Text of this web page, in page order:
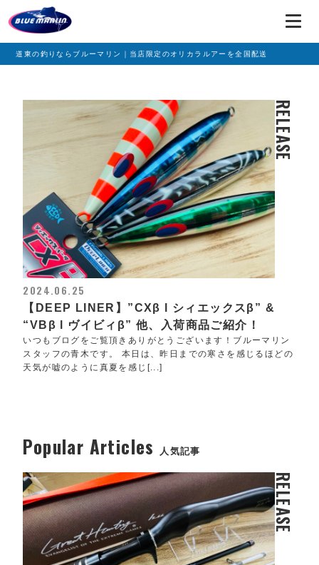
道東の釣りならブルーマリン｜当店限定のオリカラルアーを全国配送
RELEASE
2024.06.25
【DEEP LINER】”CXβ l シィエックスβ” &
“VBβ l ヴイビィβ” 他、入荷商品ご紹介！
いつもブログをご覧頂きありがとうございます！ブルーマリン
スタッフの青木です。 本日は、昨日までの寒さを感じるほどの
天気が嘘のように真夏を感じ[...]
Popular Articles 人気記事
RELEASE